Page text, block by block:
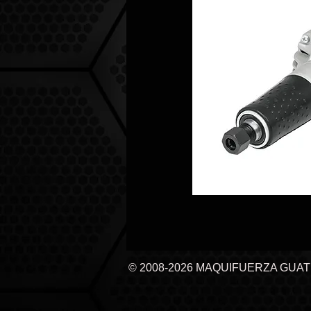
© 2008-2026 MAQUIFUERZA